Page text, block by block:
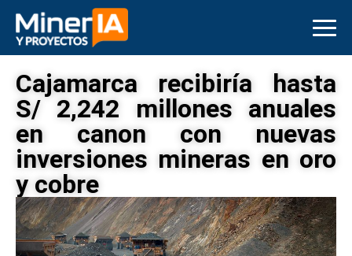
Cajamarca recibiría hasta
S/ 2,242 millones anuales
en canon con nuevas
inversiones mineras en oro
y cobre